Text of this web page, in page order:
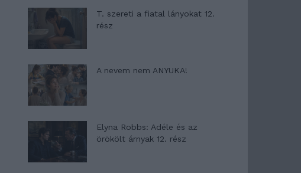
T. szereti a fiatal lányokat 12.
rész
A nevem nem ANYUKA!
Elyna Robbs: Adéle és az
örökölt árnyak 12. rész